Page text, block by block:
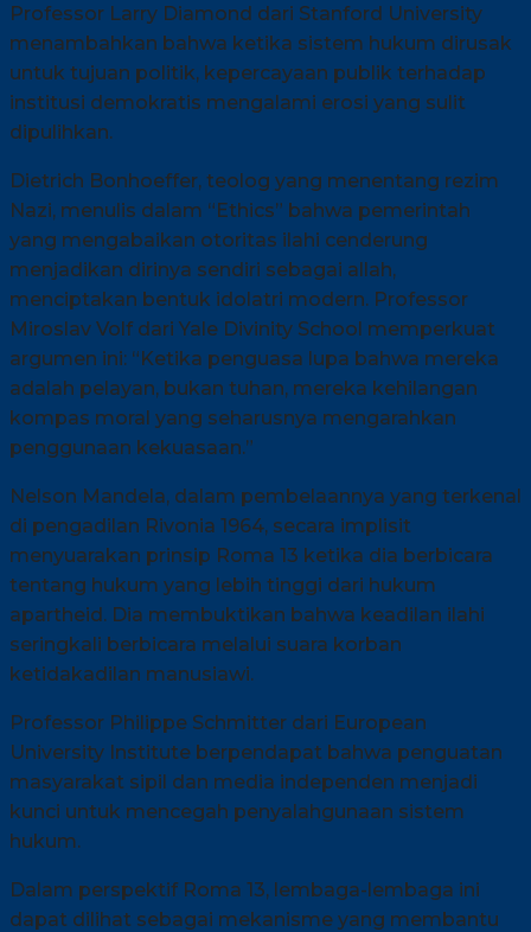
Professor Larry Diamond dari Stanford University
menambahkan bahwa ketika sistem hukum dirusak
untuk tujuan politik, kepercayaan publik terhadap
institusi demokratis mengalami erosi yang sulit
dipulihkan.
Dietrich Bonhoeffer, teolog yang menentang rezim
Nazi, menulis dalam “Ethics” bahwa pemerintah
yang mengabaikan otoritas ilahi cenderung
menjadikan dirinya sendiri sebagai allah,
menciptakan bentuk idolatri modern. Professor
Miroslav Volf dari Yale Divinity School memperkuat
argumen ini: “Ketika penguasa lupa bahwa mereka
adalah pelayan, bukan tuhan, mereka kehilangan
kompas moral yang seharusnya mengarahkan
penggunaan kekuasaan.”
Nelson Mandela, dalam pembelaannya yang terkenal
di pengadilan Rivonia 1964, secara implisit
menyuarakan prinsip Roma 13 ketika dia berbicara
tentang hukum yang lebih tinggi dari hukum
apartheid. Dia membuktikan bahwa keadilan ilahi
seringkali berbicara melalui suara korban
ketidakadilan manusiawi.
Professor Philippe Schmitter dari European
University Institute berpendapat bahwa penguatan
masyarakat sipil dan media independen menjadi
kunci untuk mencegah penyalahgunaan sistem
hukum.
Dalam perspektif Roma 13, lembaga-lembaga ini
dapat dilihat sebagai mekanisme yang membantu